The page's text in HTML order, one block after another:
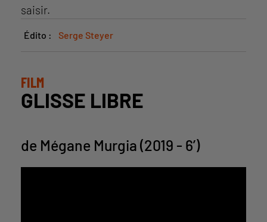
saisir.
Édito : Serge Steyer
FILM
GLISSE LIBRE
de Mégane Murgia (2019 - 6’)